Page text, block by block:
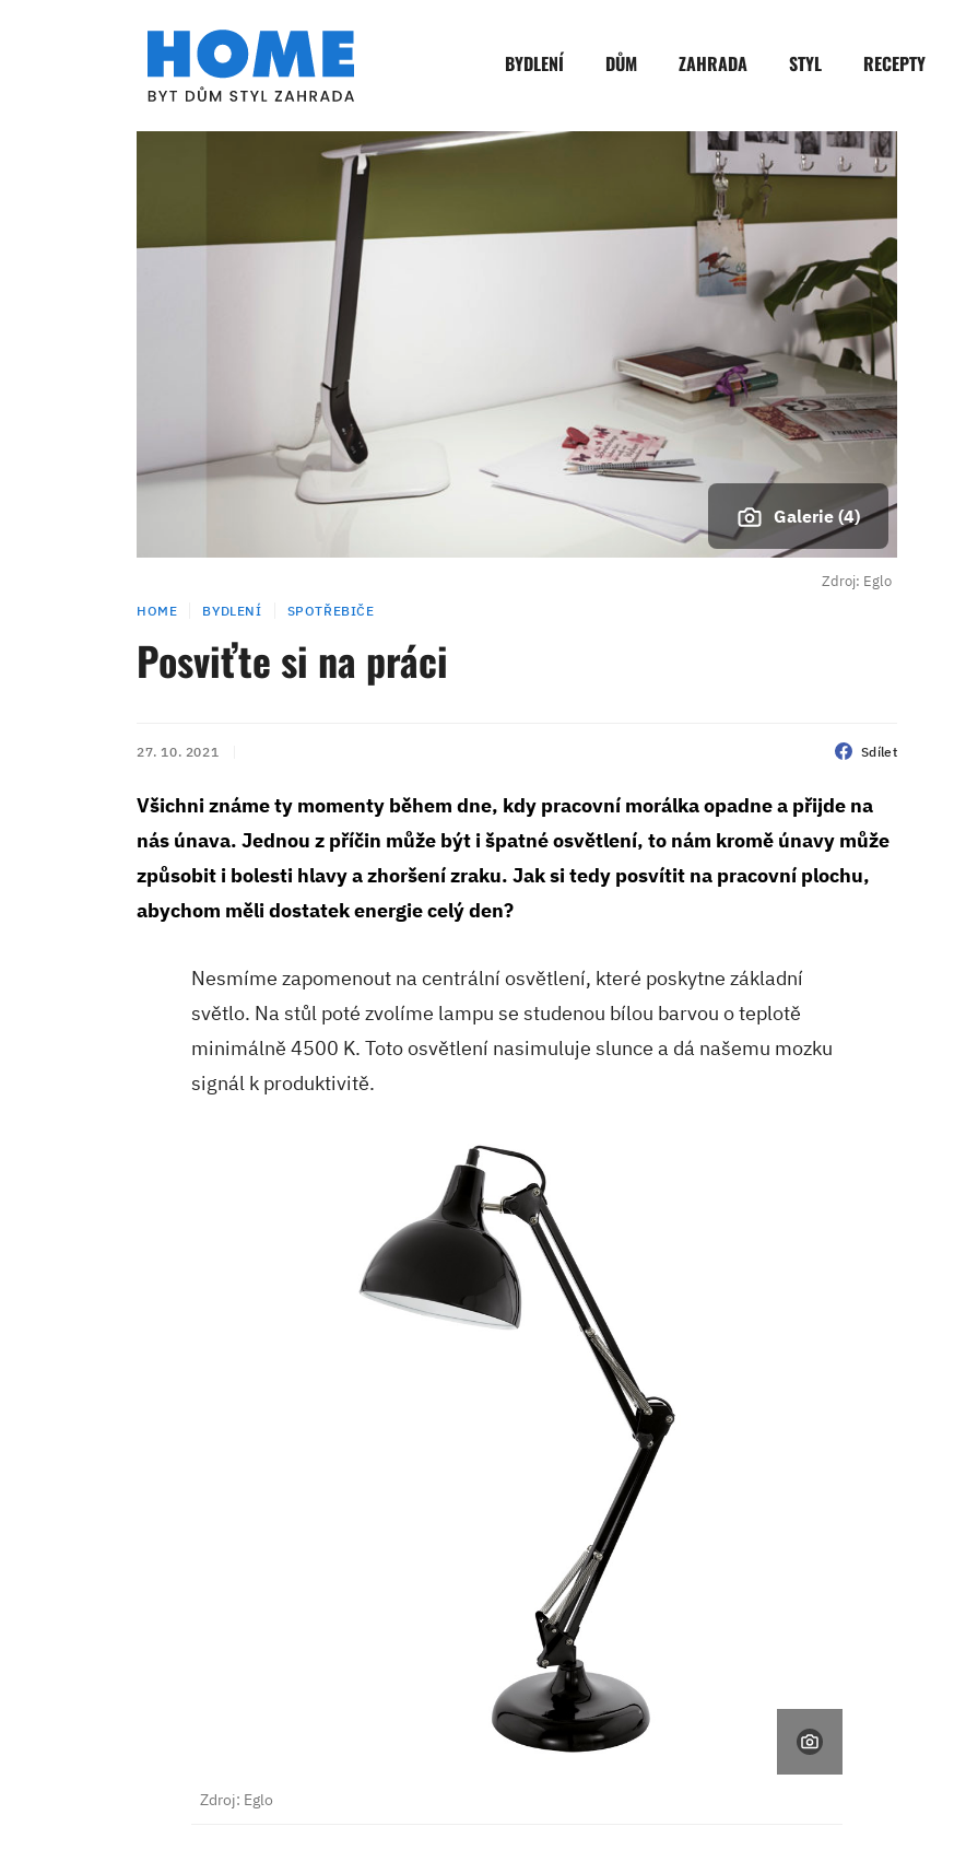
BYDLENÍ DŮM ZAHRADA STYL RECEPTY
Galerie (4)
Zdroj: Eglo
HOME BYDLENÍ SPOTŘEBIČE
Posviťte si na práci
27. 10. 2021 Sdílet
Všichni známe ty momenty během dne, kdy pracovní morálka opadne a přijde na
nás únava. Jednou z příčin může být i špatné osvětlení, to nám kromě únavy může
způsobit i bolesti hlavy a zhoršení zraku. Jak si tedy posvítit na pracovní plochu,
abychom měli dostatek energie celý den?
Nesmíme zapomenout na centrální osvětlení, které poskytne základní
světlo. Na stůl poté zvolíme lampu se studenou bílou barvou o teplotě
minimálně 4500 K. Toto osvětlení nasimuluje slunce a dá našemu mozku
signál k produktivitě.
Zdroj: Eglo
V ZAHRADĚ 2/2026